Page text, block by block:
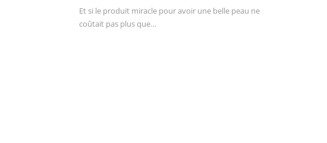
Et si le produit miracle pour avoir une belle peau ne
coûtait pas plus que…